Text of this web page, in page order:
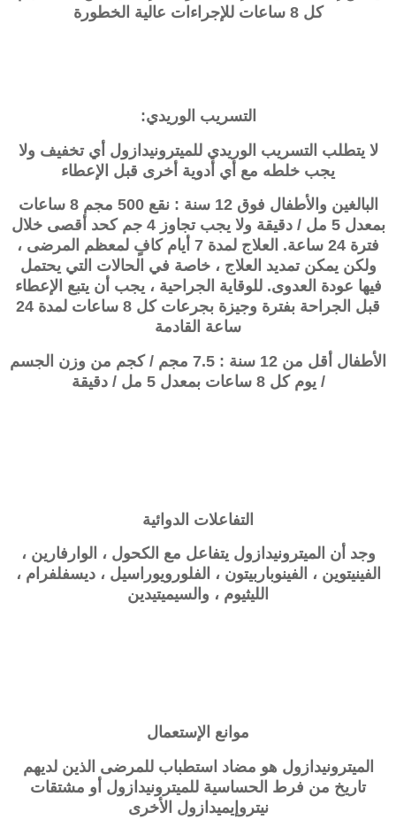
كل 8 ساعات للإجراءات عالية الخطورة
التسريب الوريدي:
لا يتطلب التسريب الوريدي للميترونيدازول أي تخفيف ولا
يجب خلطه مع أي أدوية أخرى قبل الإعطاء
البالغين والأطفال فوق 12 سنة : نقع 500 مجم 8 ساعات
بمعدل 5 مل / دقيقة ولا يجب تجاوز 4 جم كحد أقصى خلال
فترة 24 ساعة. العلاج لمدة 7 أيام كافٍ لمعظم المرضى ،
ولكن يمكن تمديد العلاج ، خاصة في الحالات التي يحتمل
فيها عودة العدوى. للوقاية الجراحية ، يجب أن يتبع الإعطاء
قبل الجراحة بفترة وجيزة بجرعات كل 8 ساعات لمدة 24
ساعة القادمة
الأطفال أقل من 12 سنة : 7.5 مجم / كجم من وزن الجسم
/ يوم كل 8 ساعات بمعدل 5 مل / دقيقة
التفاعلات الدوائية
وجد أن الميترونيدازول يتفاعل مع الكحول ، الوارفارين ،
الفينيتوين ، الفينوباربيتون ، الفلورويوراسيل ، ديسفلفرام ،
الليثيوم ، والسيميتيدين
موانع الإستعمال
الميترونيدازول هو مضاد استطباب للمرضى الذين لديهم
تاريخ من فرط الحساسية للميترونيدازول أو مشتقات
نيتروإيميدازول الأخرى